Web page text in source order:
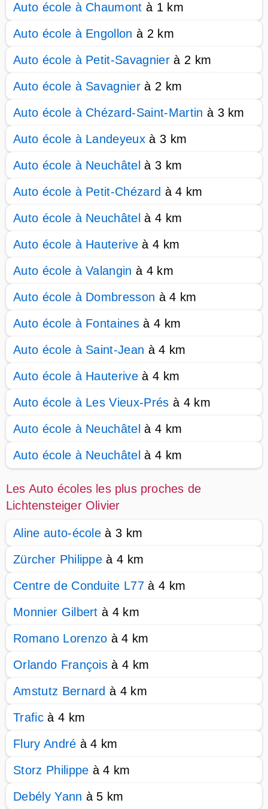
Auto école à Chaumont à 1 km
Auto école à Engollon à 2 km
Auto école à Petit-Savagnierà 2 km
Auto école à Savagnier à 2 km
Auto école à Chézard-Saint-Martin à 3 km
Auto école à Landeyeux à 3 km
Auto école à Neuchâtel à 3 km
Auto école à Petit-Chézard à 4 km
Auto école à Neuchâtel à 4 km
Auto école à Hauterive à 4 km
Auto école à Valangin à 4 km
Auto école à Dombresson à 4 km
Auto école à Fontaines à 4 km
Auto école à Saint-Jean à 4 km
Auto école à Hauterive à 4 km
Auto école à Les Vieux-Prés à 4 km
Auto école à Neuchâtel à 4 km
Auto école à Neuchâtel à 4 km
Les Auto écoles les plus proches de
Lichtensteiger Olivier
Aline auto-école à 3 km
Zürcher Philippe à 4 km
Centre de Conduite L77 à 4 km
Monnier Gilbert à 4 km
Romano Lorenzo à 4 km
Orlando François à 4 km
Amstutz Bernard à 4 km
Traficà 4 km
Flury André à 4 km
Storz Philippe à 4 km
Debély Yann à 5 km